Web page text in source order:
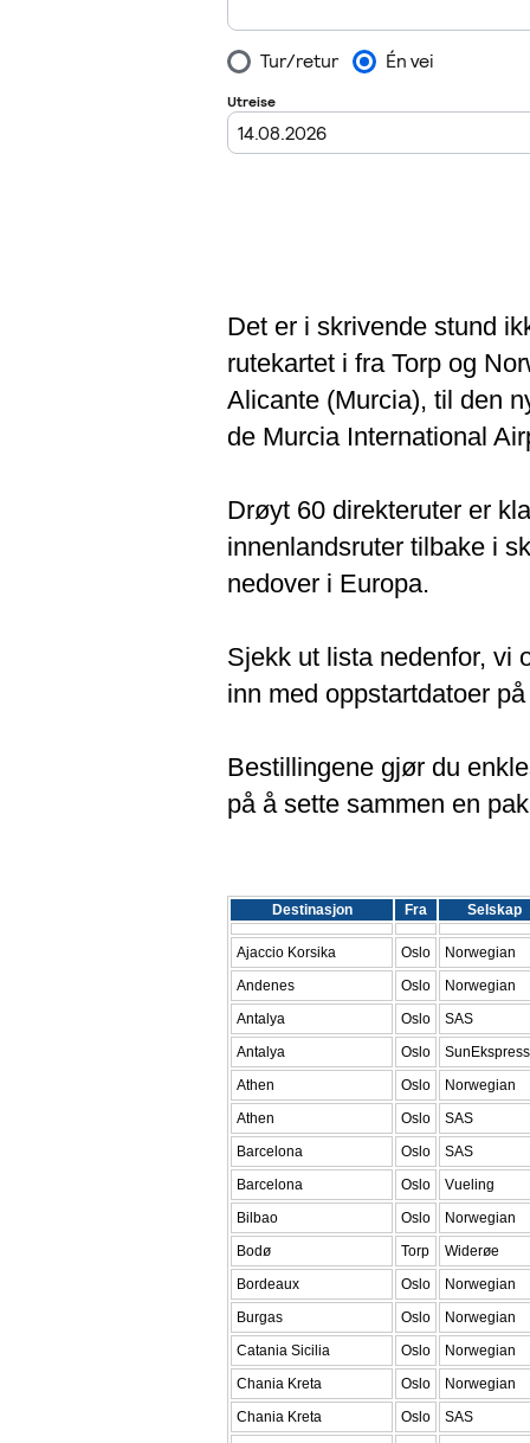
Det er i skrivende stund
rutekartet i fra Torp og
Alicante (Murcia), til den
de Murcia International
Drøyt 60 direkteruter er
innenlandsruter tilbake i
nedover i Europa.
Sjekk ut lista nedenfor, vi
inn med oppstartdatoer
Bestillingene gjør du
på å sette sammen en
Destinasjon Fra Selskap
Ajaccio Korsika Oslo
Norwegian
Andenes
Oslo
Norwegian
Antalya
Oslo
SAS
Antalya
Oslo
SunEkspress
Athen
Oslo
Norwegian
Athen
Oslo
SAS
Barcelona
Oslo
SAS
Barcelona
Oslo
Vueling
Bilbao
Oslo
Norwegian
Bodø
Torp
Widerøe
Bordeaux
Oslo
Norwegian
Burgas
Oslo
Norwegian
Catania Sicilia
Oslo
Norwegian
Chania Kreta
Oslo
Norwegian
Chania Kreta
Oslo
SAS